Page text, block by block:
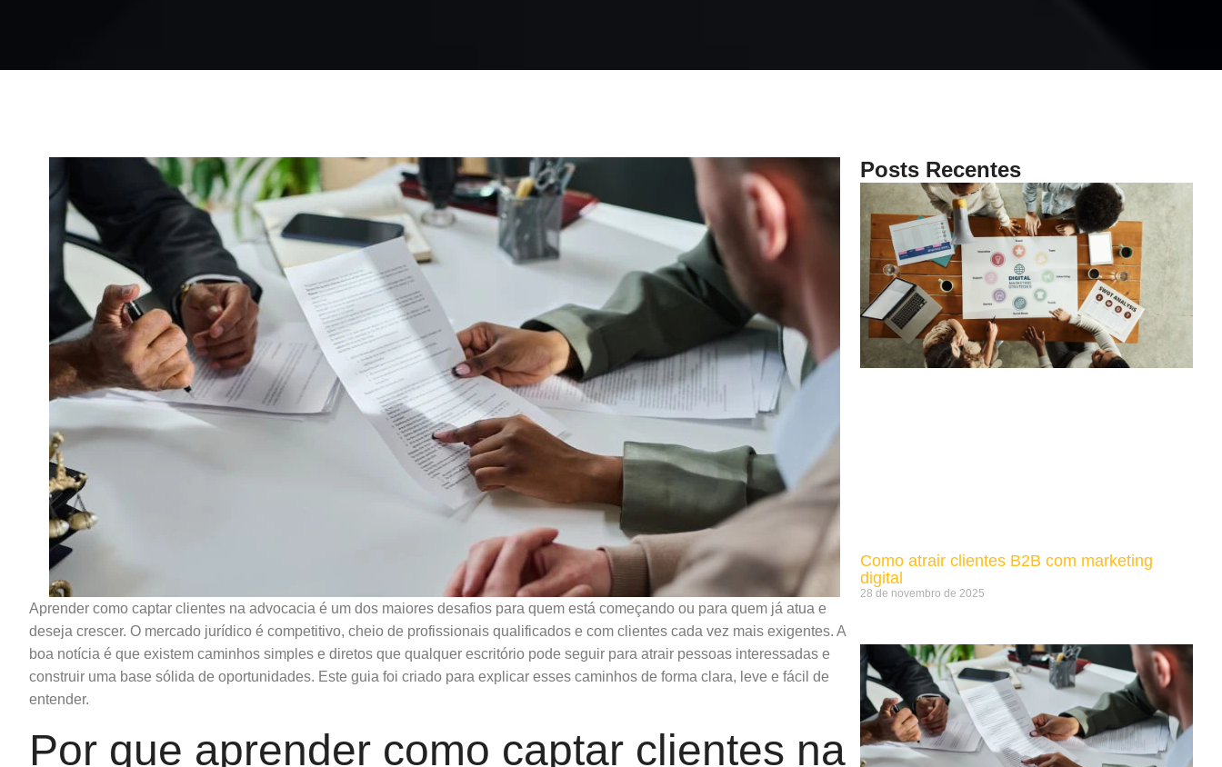
Posts Recentes
Como atrair clientes B2B com marketing
digital
28 de novembro de 2025
Aprender como captar clientes na advocacia é um dos maiores desafios para quem está começando ou para quem já atua e
deseja crescer. O mercado jurídico é competitivo, cheio de profissionais qualificados e com clientes cada vez mais exigentes. A
boa notícia é que existem caminhos simples e diretos que qualquer escritório pode seguir para atrair pessoas interessadas e
construir uma base sólida de oportunidades. Este guia foi criado para explicar esses caminhos de forma clara, leve e fácil de
entender.
Por que aprender como captar clientes na